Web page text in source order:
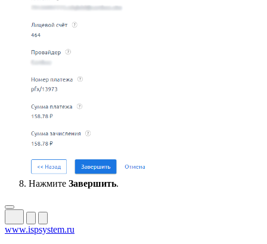
Нажмите Завершить.
www.ispsystem.ru